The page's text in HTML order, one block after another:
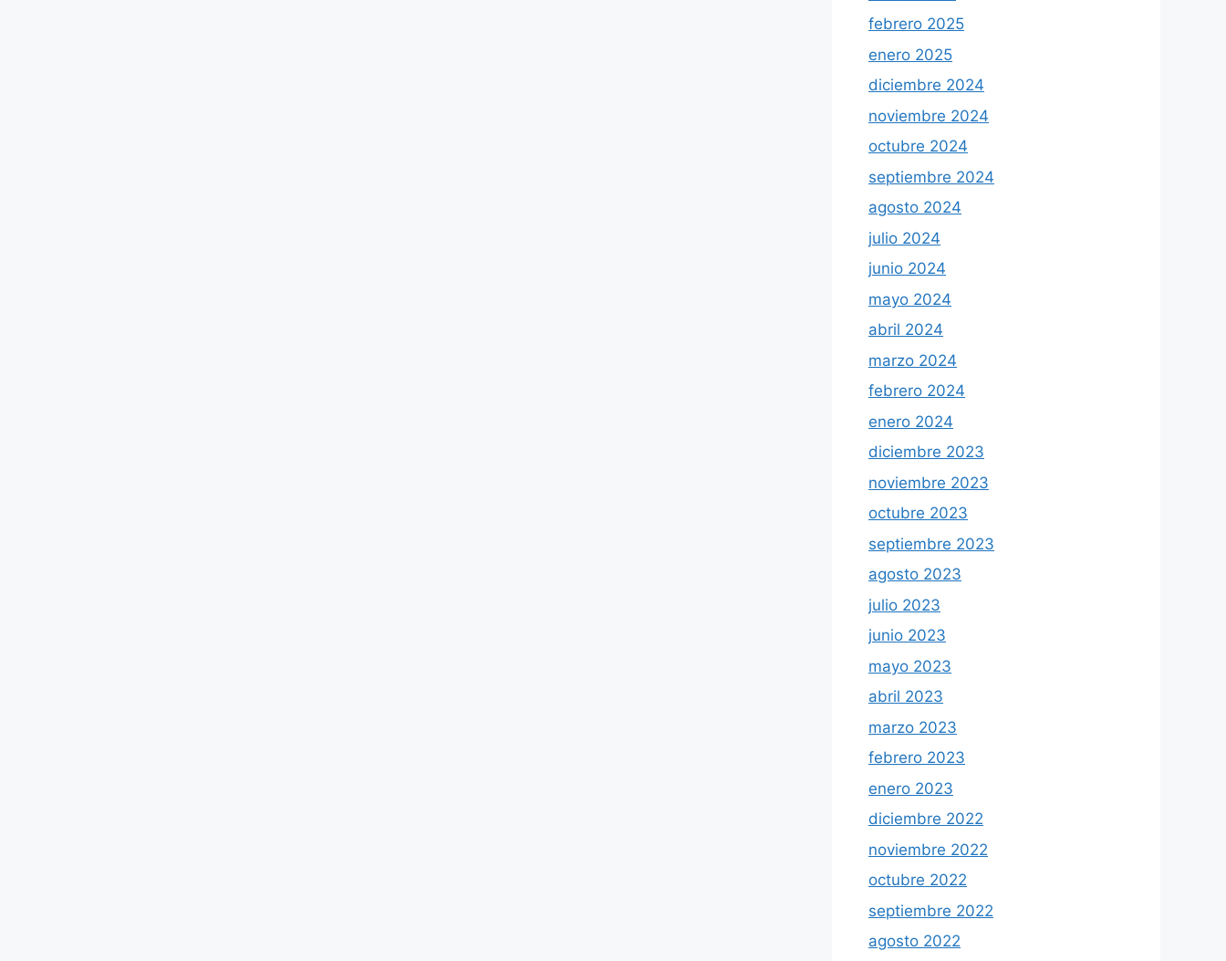
febrero 2025
enero 2025
diciembre 2024
noviembre 2024
octubre 2024
septiembre 2024
agosto 2024
julio 2024
junio 2024
mayo 2024
abril 2024
marzo 2024
febrero 2024
enero 2024
diciembre 2023
noviembre 2023
octubre 2023
septiembre 2023
agosto 2023
julio 2023
junio 2023
mayo 2023
abril 2023
marzo 2023
febrero 2023
enero 2023
diciembre 2022
noviembre 2022
octubre 2022
septiembre 2022
agosto 2022